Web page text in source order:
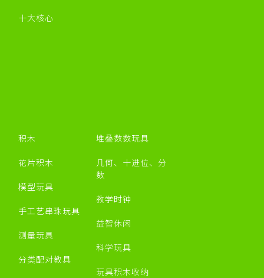
十大核心
积木
花片积木
模型玩具
手工艺串珠玩具
测量玩具
分类配对教具
堆叠数数玩具
几何、十进位、分
数
教学时钟
益智休闲
科学玩具
玩具积木收纳